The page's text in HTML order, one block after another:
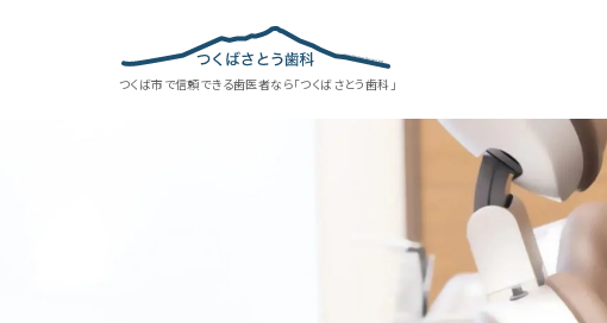
つくば市で信頼できる歯医者なら「つくばさとう歯科」